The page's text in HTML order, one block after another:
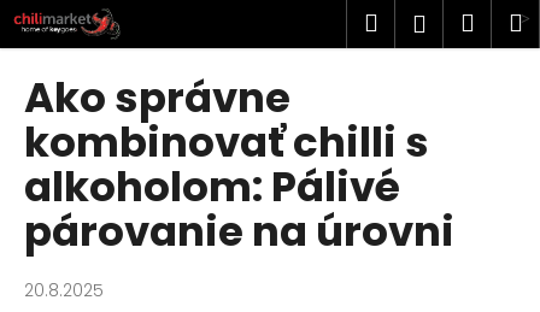
Prejsť
na
obsah
Hľadať
Ako správne
kombinovať chilli s
alkoholom: Pálivé
párovanie na úrovni
20.8.2025
K
o
Č
o
p
o
t
r